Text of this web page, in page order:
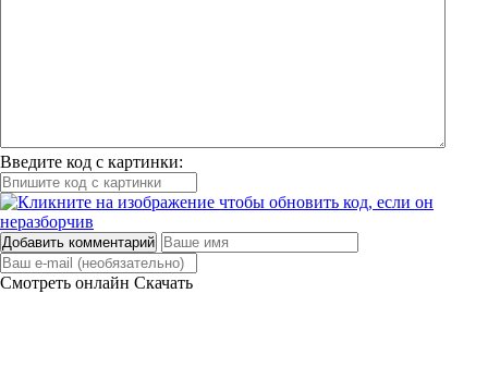
Введите код с картинки:
Добавить комментарий
Смотреть онлайн Скачать